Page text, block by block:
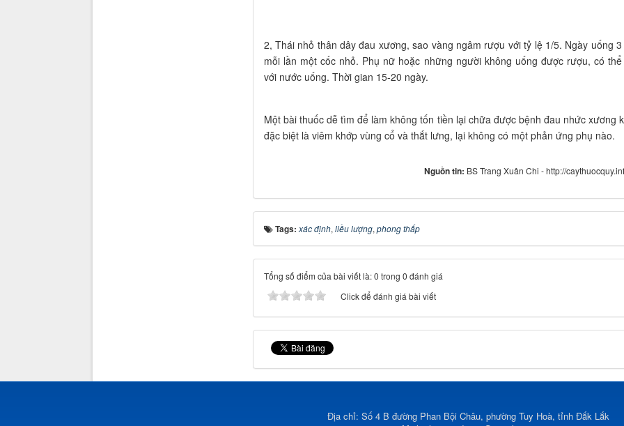
2, Thái nhỏ thân dây đau xương, sao vàng ngâm rượu với tỷ lệ 1/5. Ngày uống 3
mỗi lần một cốc nhỏ. Phụ nữ hoặc những người không uống được rượu, có
với nước uống. Thời gian 15-20 ngày.
Một bài thuốc dễ tìm để làm không tốn tiền lại chữa được bệnh đau nhức xương
đặc biệt là viêm khớp vùng cổ và thắt lưng, lại không có một phản ứng phụ nào.
Nguồn tin: BS Trang Xuân Chi - http://
Tags: xác định, liều lượng, phong thấp
Tổng số điểm của bài viết là: 0 trong 0 đánh giá
Click để đánh giá bài viết
Địa chỉ: Số 4 B đường Phan Bội Châu, phường Tuy Hoà, tỉnh Đắk Lắk